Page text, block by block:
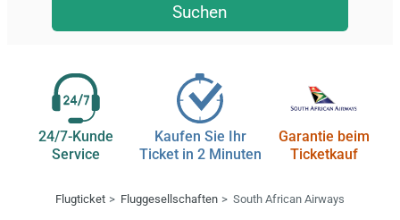
Suchen
24/7-Kunde
Service
Kaufen Sie Ihr
Ticket in 2 Minuten
Garantie beim
Ticketkauf
Flugticket Fluggesellschaften South African Airways